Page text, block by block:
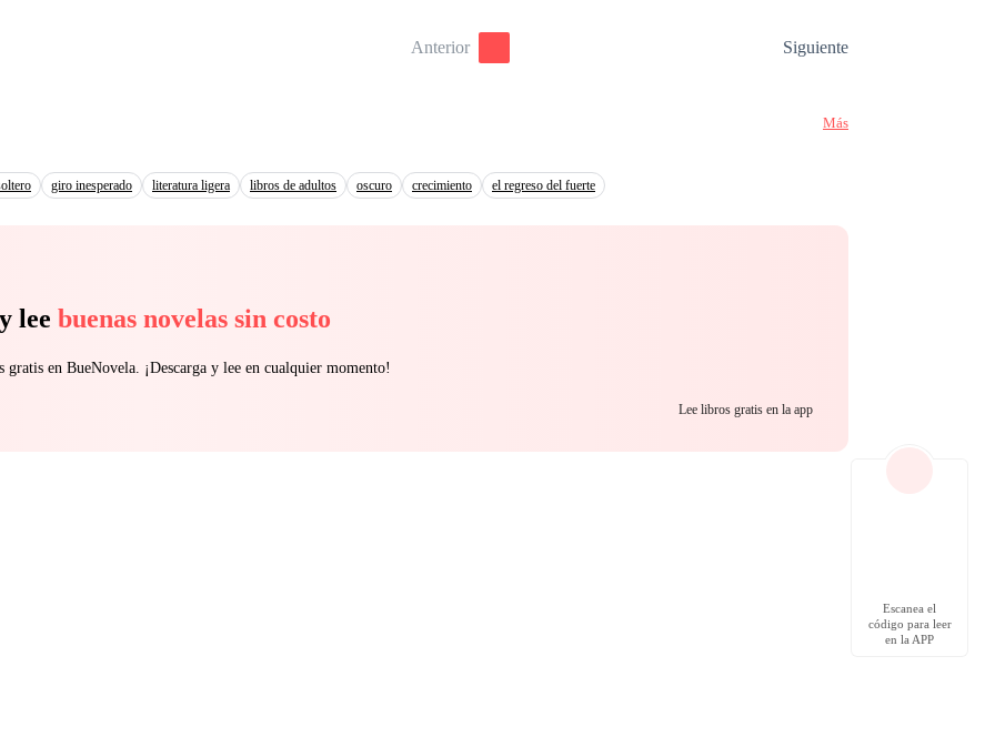
Anterior Siguiente
Más
giro inesperado literatura ligera libros de adultos oscuro crecimiento el regreso del fuerte
lee buenas novelas sin costo
gratis en BueNovela. ¡Descarga y lee en cualquier momento!
Lee libros gratis en la app
Escanea el
código para leer
en la APP